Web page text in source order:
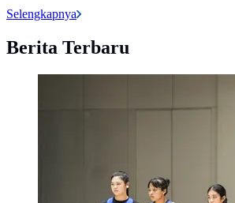
Selengkapnya
Berita Terbaru